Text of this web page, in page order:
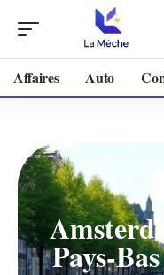
Affaires Auto
Pays-